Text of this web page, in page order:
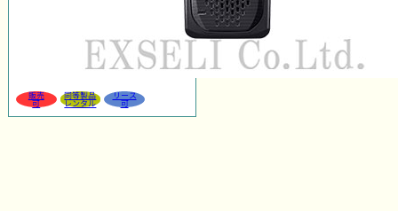
販売
可
同等製品
レンタル
リース
可